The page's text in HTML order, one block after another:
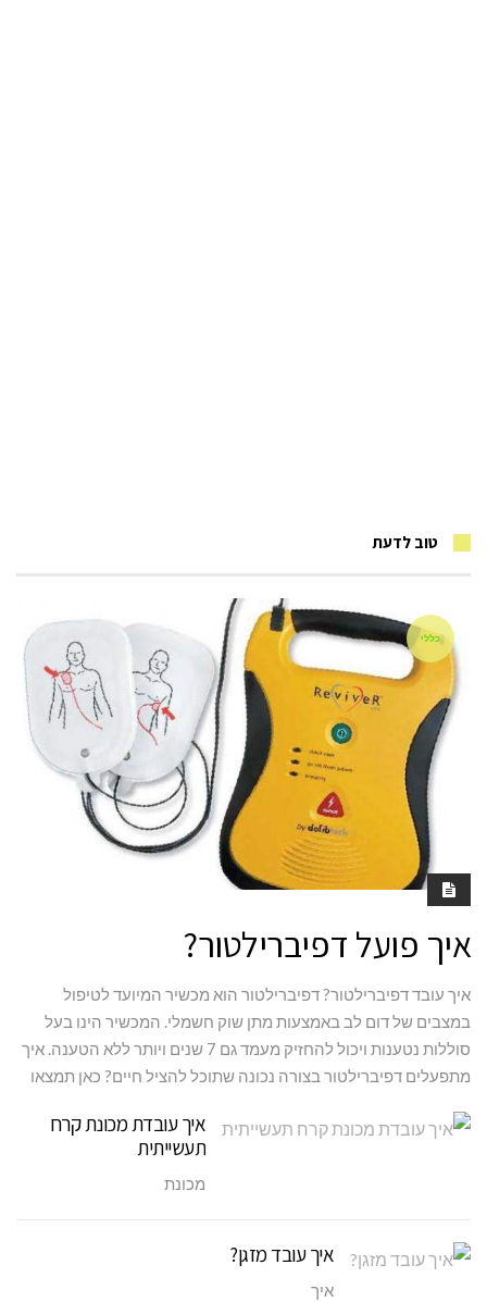
טוב לדעת
כללי
איך פועל דפיברילטור?
איך עובד דפיברילטור? דפיברילטור הוא מכשיר המיועד לטיפול
במצבים של דום לב באמצעות מתן שוק חשמלי. המכשיר הינו בעל
סוללות נטענות ויכול להחזיק מעמד גם 7 שנים ויותר ללא הטענה. איך
מתפעלים דפיברילטור בצורה נכונה שתוכל להציל חיים? כאן תמצאו
איך עובדת מכונת קרח
תעשייתית
מכונת
איך עובד מזגן?
איך